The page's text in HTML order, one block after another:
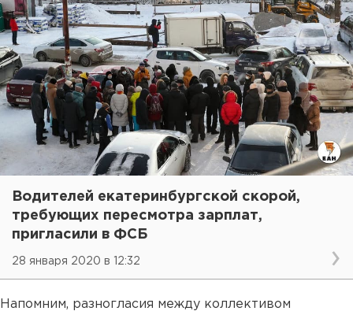
Водителей екатеринбургской скорой,
требующих пересмотра зарплат,
пригласили в ФСБ
28 января 2020 в 12:32
Напомним, разногласия между коллективом